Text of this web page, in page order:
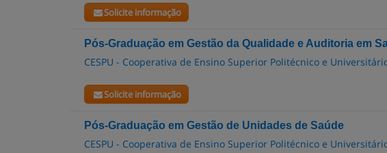
Solicite informação
Pós-Graduação em Gestão da Qualidade e Auditoria em
CESPU - Cooperativa de Ensino Superior Politécnico e
Solicite informação
Pós-Graduação em Gestão de Unidades de Saúde
CESPU - Cooperativa de Ensino Superior Politécnico e